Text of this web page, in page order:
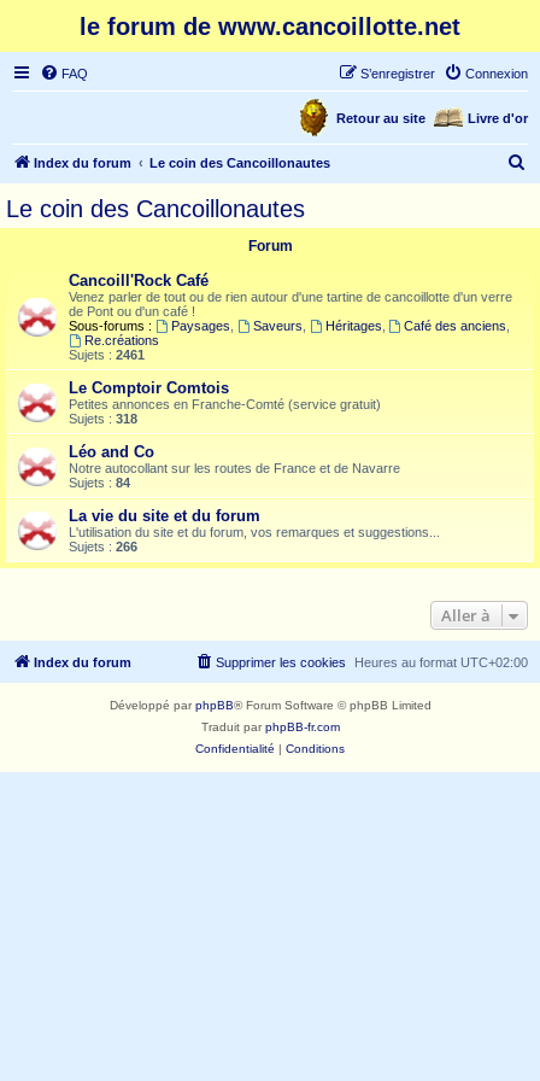
le forum de www.cancoillotte.net
FAQ Connexion
S’enregistrer
Livre d'or
Retour au site
Index du forum Le coin des Cancoillonautes
Le coin des Cancoillonautes
Forum
Cancoill'Rock Café
Venez parler de tout ou de rien autour d'une tartine de cancoillotte d'un verre
de Pont ou d'un café !
Sous-forums :
Paysages Saveurs Héritages Café des anciens
Re.créations
Sujets : 2461
Le Comptoir Comtois
Petites annonces en Franche-Comté (service gratuit)
Sujets : 318
Léo and Co
Notre autocollant sur les routes de France et de Navarre
Sujets : 84
La vie du site et du forum
L'utilisation du site et du forum, vos remarques et suggestions...
Sujets : 266
Aller à
Index du forum Heures au format UTC+02:00
Supprimer les cookies
Développé parphpBB® Forum Software © phpBB Limited
Traduit parphpBB-fr.com
Confidentialité | Conditions